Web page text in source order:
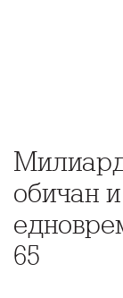
обичан
65